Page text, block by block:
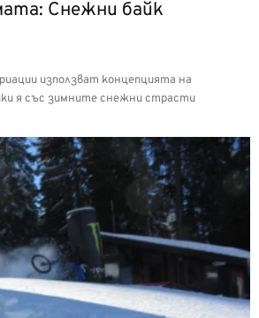
Снежни байк
използват концепцията на
я със зимните снежни страсти